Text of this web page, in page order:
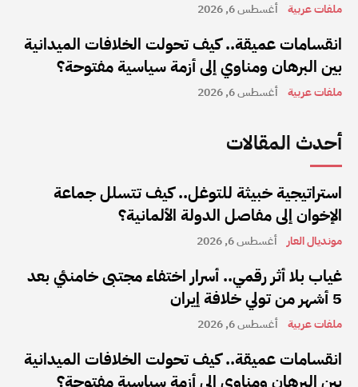
ملفات عربية أغسطس 6, 2026
انقسامات عميقة.. كيف تحولت الخلافات الميدانية
بين البرهان ومناوي إلى أزمة سياسية مفتوحة؟
ملفات عربية أغسطس 6, 2026
أحدث المقالات
استراتيجية خبيثة للتوغل.. كيف تتسلل جماعة
الإخوان إلى مفاصل الدولة الألمانية؟
مونديال العار أغسطس 6, 2026
غياب بلا أثر رقمي.. أسرار اختفاء مجتبى خامنئي بعد
5 أشهر من تولي خلافة إيران
ملفات عربية أغسطس 6, 2026
انقسامات عميقة.. كيف تحولت الخلافات الميدانية
بين البرهان ومناوي إلى أزمة سياسية مفتوحة؟